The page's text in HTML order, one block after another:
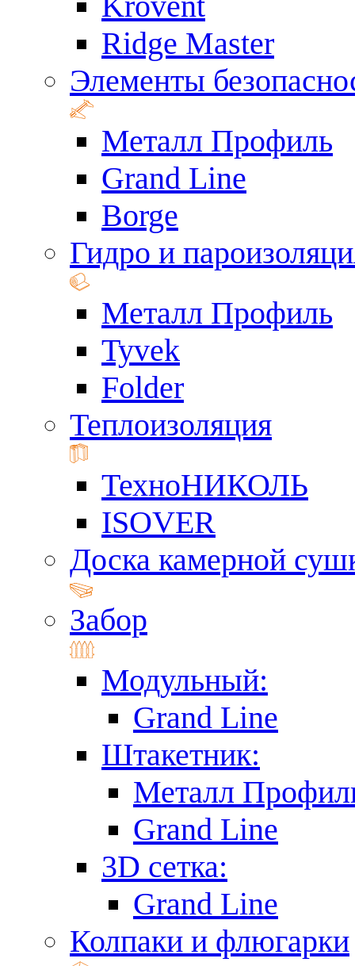
Ridge Master
Элементы
Металл Профиль
Grand Line
Borge
Гидро и
Металл Профиль
Tyvek
Folder
Теплоизоляция
ТехноНИКОЛЬ
ISOVER
Доска камерной
Забор
Модульный:
Grand Line
Штакетник:
Металл
Grand Line
3D сетка:
Grand Line
Колпаки и флюгарки